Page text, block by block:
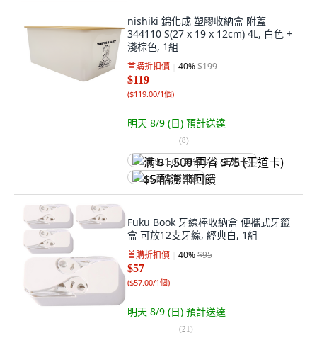
nishiki 錦化成 塑膠收納盒 附蓋
344110 S(27 x 19 x 12cm) 4L, 白色 +
淺棕色, 1組
首購折扣價 40%$199
$119
($119.00/1個)
明天 8/9 (日) 預計送達
(8)
满 $1,500 再省 $75 (王道卡)
$5 酷澎幣回饋
Fuku Book 牙線棒收納盒 便攜式牙籤
盒 可放12支牙線, 經典白, 1組
首購折扣價 40%$95
$57
($57.00/1個)
明天 8/9 (日) 預計送達
(21)